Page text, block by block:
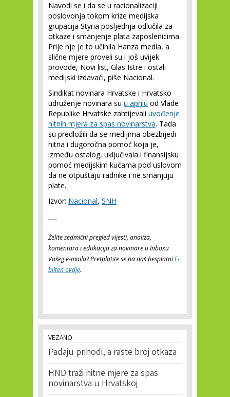
Navodi se i da se u racionalizaciji
poslovonja tokom krize medijska
grupacija Styria posljednja odlučila za
otkaze i smanjenje plata zaposlenicima.
Prije nje je to učinila Hanza media, a
slične mjere proveli su i još uvijek
provode, Novi list, Glas Istre i ostali
medijski izdavači, piše Nacional.
Sindikat novinara Hrvatske i Hrvatsko
udruženje novinara su u aprilu od Vlade
Republike Hrvatske zahtijevali uvođenje
hitnih mjera za spas novinarstva. Tada
su predložili da se medijima obezbijedi
hitna i dugoročna pomoć koja je,
između ostalog, uključivala i finansijsku
pomoć medijskim kućama pod uslovom
da ne otpuštaju radnike i ne smanjuju
plate.
Izvor: Nacional, SNH
Želite sedmični pregled vijesti, analiza,
komentara i edukacija za novinare u Inboxu
Vašeg e-maila? Pretplatite se na naš besplatniE-
bilten ovdje.
VEZANO
Padaju prihodi, a raste broj otkaza
HND traži hitne mjere za spas
novinarstva u Hrvatskoj